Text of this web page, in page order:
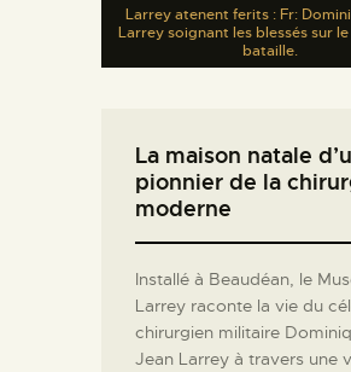
Larrey atenent ferits : Fr:
Larrey soignant les blessés sur
bataille.
La maison natale
pionnier de la
moderne
Installé à Beaudéan, le
Larrey raconte la vie du
chirurgien militaire
Jean Larrey à travers une